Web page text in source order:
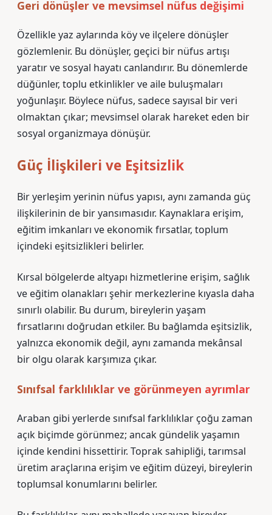
Geri dönüşler ve mevsimsel nüfus değişimi
Özellikle yaz aylarında köy ve ilçelere dönüşler
gözlemlenir. Bu dönüşler, geçici bir nüfus artışı
yaratır ve sosyal hayatı canlandırır. Bu dönemlerde
düğünler, toplu etkinlikler ve aile buluşmaları
yoğunlaşır. Böylece nüfus, sadece sayısal bir veri
olmaktan çıkar; mevsimsel olarak hareket eden bir
sosyal organizmaya dönüşür.
Güç İlişkileri ve Eşitsizlik
Bir yerleşim yerinin nüfus yapısı, aynı zamanda güç
ilişkilerinin de bir yansımasıdır. Kaynaklara erişim,
eğitim imkanları ve ekonomik fırsatlar, toplum
içindeki eşitsizlikleri belirler.
Kırsal bölgelerde altyapı hizmetlerine erişim, sağlık
ve eğitim olanakları şehir merkezlerine kıyasla daha
sınırlı olabilir. Bu durum, bireylerin yaşam
fırsatlarını doğrudan etkiler. Bu bağlamda eşitsizlik,
yalnızca ekonomik değil, aynı zamanda mekânsal
bir olgu olarak karşımıza çıkar.
Sınıfsal farklılıklar ve görünmeyen ayrımlar
Araban gibi yerlerde sınıfsal farklılıklar çoğu zaman
açık biçimde görünmez; ancak gündelik yaşamın
içinde kendini hissettirir. Toprak sahipliği, tarımsal
üretim araçlarına erişim ve eğitim düzeyi, bireylerin
toplumsal konumlarını belirler.